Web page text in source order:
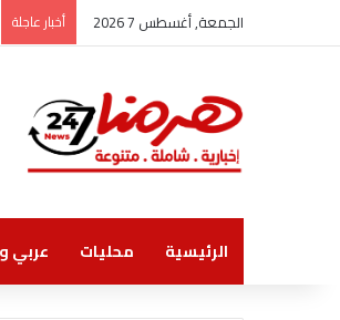
الجمعة, أغسطس 7 2026 أخبار عاجلة
الرئيسية محليات عربي